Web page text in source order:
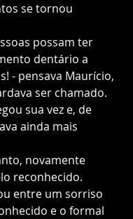
se tornou
possam ter
dentário a
- pensava Maurício,
ser chamado.
sua vez e, de
ainda mais
novamente
reconhecido.
entre um sorriso
e o formal